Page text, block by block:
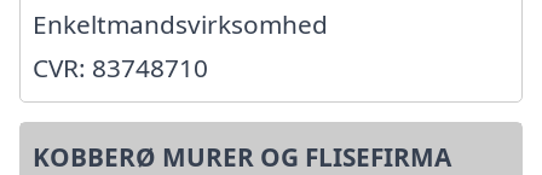
Enkeltmandsvirksomhed
CVR: 83748710
KOBBERØ MURER OG FLISEFIRMA